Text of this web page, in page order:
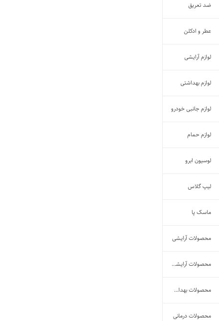
ضد تعریق
عطر و ادکلن
لوازم آرایشی
لوازم بهداشتی
لوازم جانبی خودرو
لوازم حمام
لوسیون ابرو
لیپ گلاس
ماسک پا
محصولات آرایشی
محصولات آرایشی و بهداشتی
محصولات بهداشتی
محصولات درمانی